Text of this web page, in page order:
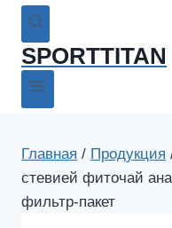
SPORTTITAN
Главная / Продукция
стевией фиточай
фильтр-пакет